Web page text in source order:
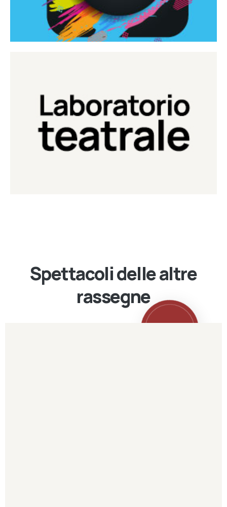
Laboratorio Teatrale
Laboratorio di teatro del Teatro Eduardo de Filippo
Continua
Spettacoli delle altre
rassegne